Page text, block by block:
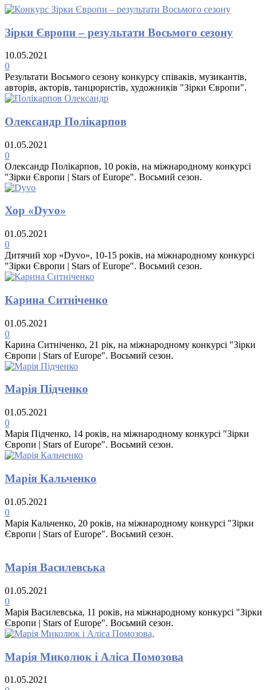
Зірки Європи – результати Восьмого сезону
10.05.2021
0
Результати Восьмого сезону конкурсу співаків, музикантів,
авторів, акторів, танцюристів, художників "Зірки Європи".
Олександр Полікарпов
01.05.2021
0
Олександр Полікарпов, 10 років, на міжнародному конкурсі
"Зірки Європи | Stars of Europe". Восьмий сезон.
Хор «Dyvo»
01.05.2021
0
Дитячий хор «Dyvo», 10-15 років, на міжнародному конкурсі
"Зірки Європи | Stars of Europe". Восьмий сезон.
Карина Ситніченко
01.05.2021
0
Карина Ситніченко, 21 рік, на міжнародному конкурсі "Зірки
Європи | Stars of Europe". Восьмий сезон.
Марія Підченко
01.05.2021
0
Марія Підченко, 14 років, на міжнародному конкурсі "Зірки
Європи | Stars of Europe". Восьмий сезон.
Марія Кальченко
01.05.2021
0
Марія Кальченко, 20 років, на міжнародному конкурсі "Зірки
Європи | Stars of Europe". Восьмий сезон.
Марія Василевська
01.05.2021
0
Марія Василевська, 11 років, на міжнародному конкурсі "Зірки
Європи | Stars of Europe". Восьмий сезон.
Марія Миколюк і Аліса Помозова
01.05.2021